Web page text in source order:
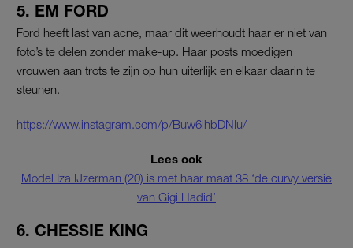
5. EM FORD
Ford heeft last van acne, maar dit weerhoudt haar er niet van
foto’s te delen zonder make-up. Haar posts moedigen
vrouwen aan trots te zijn op hun uiterlijk en elkaar daarin te
steunen.
https://www.instagram.com/p/Buw6ihbDNIu/
Lees ook
Model Iza IJzerman (20) is met haar maat 38 ‘de curvy versie
van Gigi Hadid’
6. CHESSIE KING